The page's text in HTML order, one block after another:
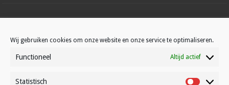
Wij gebruiken cookies om onze website en onze service te optimaliseren.
Functioneel Altijd actief
Statistisch
Algemene voorwaarden|Privacy |Cookies| Disclaimer